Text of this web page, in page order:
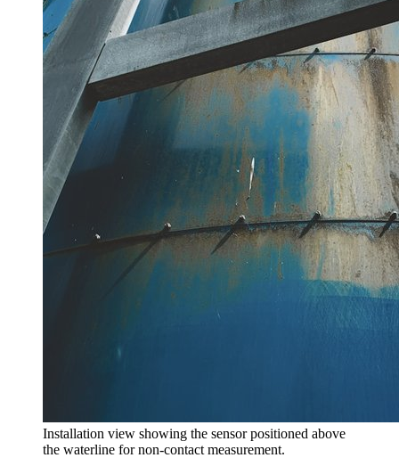
Installation view showing the sensor positioned above
the waterline for non-contact measurement.